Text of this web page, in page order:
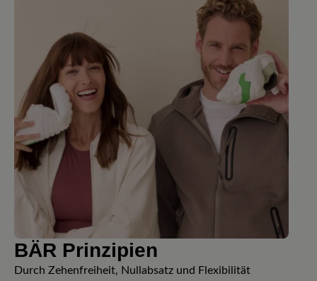
BÄR Prinzipien
Durch Zehenfreiheit, Nullabsatz und Flexibilität